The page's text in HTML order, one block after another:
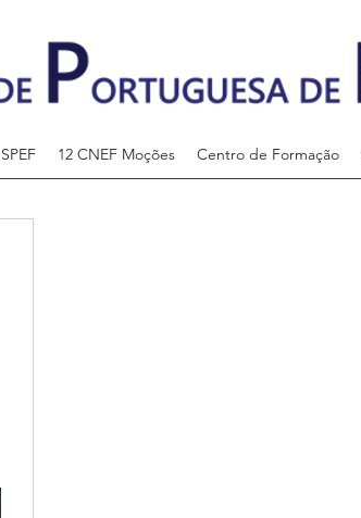
12 CNEF Moções Centro de Formação